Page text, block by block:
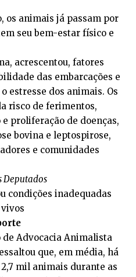
os animais já passam por
seu bem-estar físico e
acrescentou, fatores
das embarcações e
estresse dos animais. Os
risco de ferimentos,
proliferação de doenças,
bovina e leptospirose,
e comunidades
Deputados
condições inadequadas
de Advocacia Animalista
que, em média, há
mil animais durante as